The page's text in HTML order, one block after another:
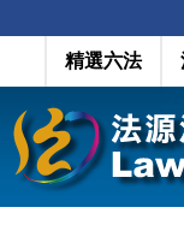
精選六法